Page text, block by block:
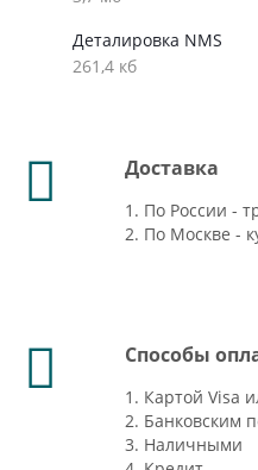
Деталировка NMS
261,4 кб
Доставка
1. По России -
2. По Москве -
Способы
1. Картой Visa
2. Банковским
3. Наличными